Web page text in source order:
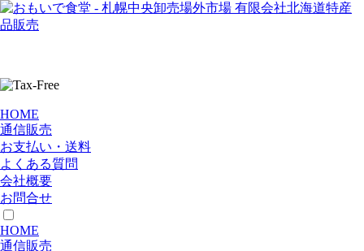
HOME
通信販売
お支払い・送料
よくある質問
会社概要
お問合せ
HOME
通信販売